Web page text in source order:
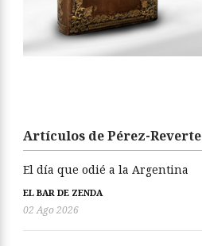
Artículos de Pérez-Reverte
El día que odié a la Argentina
EL BAR DE ZENDA
02 Ago 2026